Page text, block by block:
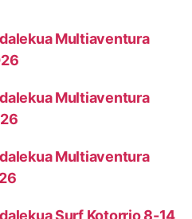
Multiaventura
Multiaventura
Multiaventura
Surf Kotorrio 8-14